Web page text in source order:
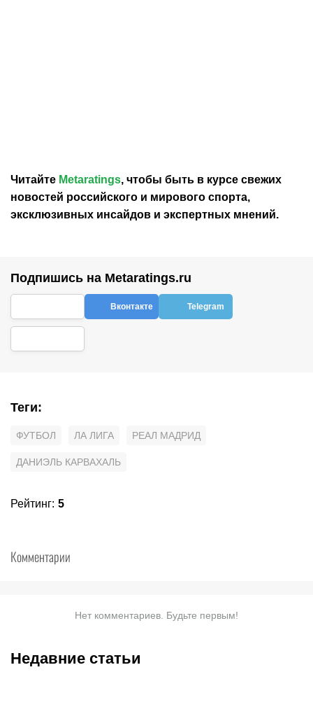
Читайте Metaratings, чтобы быть в курсе свежих
новостей российского и мирового спорта,
эксклюзивных инсайдов и экспертных мнений.
Подпишись на Metaratings.ru
Вконтакте Telegram
Теги:
ФУТБОЛ ЛА ЛИГА РЕАЛ МАДРИД
ДАНИЭЛЬ КАРВАХАЛЬ
Рейтинг: 5
Комментарии
Нет комментариев. Будьте первым!
Недавние статьи